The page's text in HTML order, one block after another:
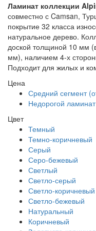
Ламинат коллекции
совместно с Camsan,
покрытие 32 класса
натуральное дерево.
доской толщиной 10 мм
мм), наличием 4-х
Подходит для жилых и
Цена
Средний сегмент
Недорогой
Цвет
Темный
Темно-коричневый
Серый
Серо-бежевый
Светлый
Светло-серый
Светло-коричневый
Светло-бежевый
Натуральный
Коричневый